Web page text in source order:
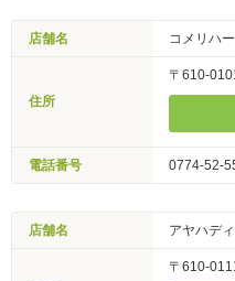
店舗名 コメリハ
住所
〒610-
電話番号 0774-52-
店舗名 アヤハデ
〒610-